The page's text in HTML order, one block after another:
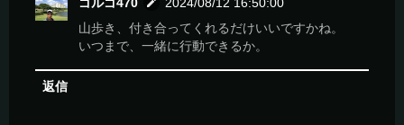
山歩き、付き合ってくれるだけいいですかね。
いつまで、一緒に行動できるか。
返信